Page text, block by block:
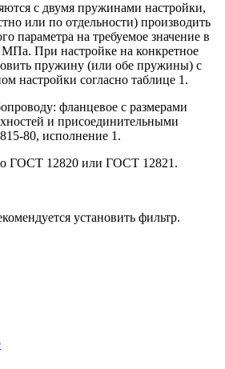
с двумя пружинами настройки,
или по отдельности) производить
параметра на требуемое значение в
МПа. При настройке на конкретное
пружину (или обе пружины) с
настройки согласно таблице 1.
фланцевое с размерами
и присоединительными
80, исполнение 1.
ГОСТ 12820 или ГОСТ 12821.
установить фильтр.